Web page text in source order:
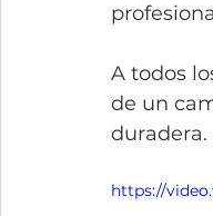
A todos
de un
duradera.
https://